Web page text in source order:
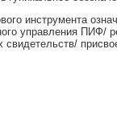
инструмента
управления ПИФ/